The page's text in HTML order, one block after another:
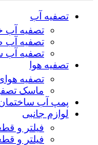
تصفیه آب
تصفیه آب
تصفیه آب
تصفیه
تصفیه هوا
تصفیه
ماسک
پمپ آب
لوازم جانبی
فیلتر و
فیلتر و